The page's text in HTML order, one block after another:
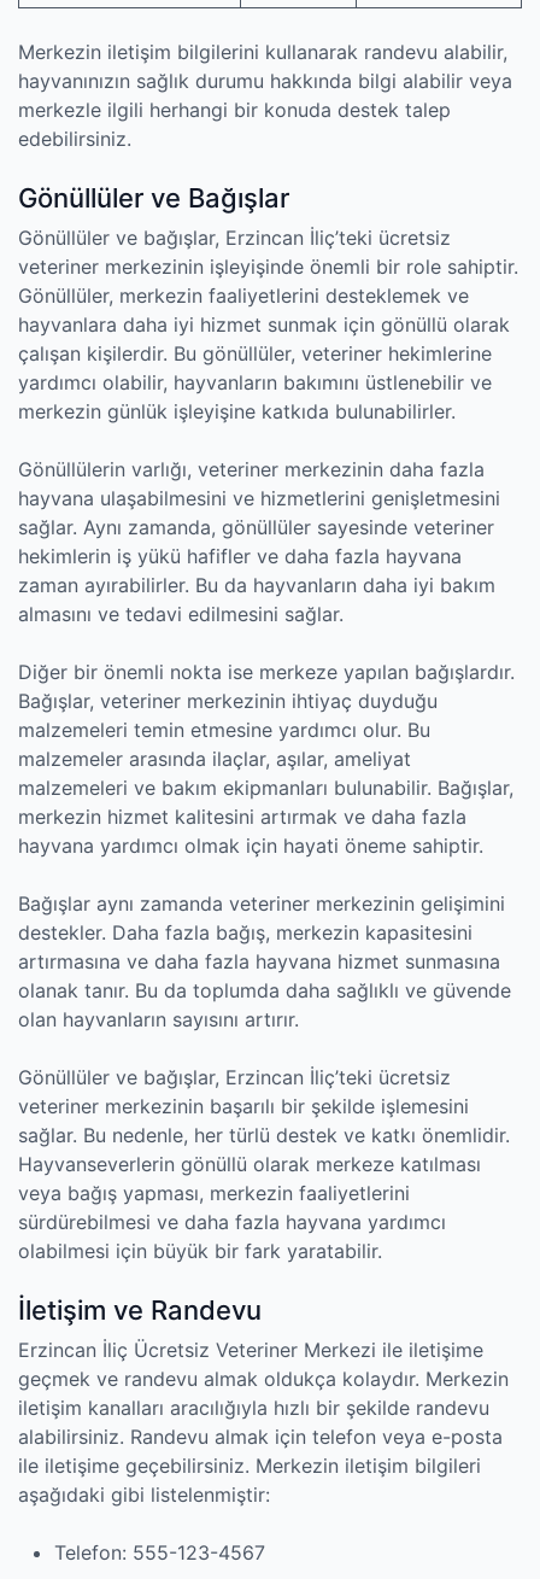
Merkezin iletişim bilgilerini kullanarak randevu alabilir,
hayvanınızın sağlık durumu hakkında bilgi alabilir veya
merkezle ilgili herhangi bir konuda destek talep
edebilirsiniz.
Gönüllüler ve Bağışlar
Gönüllüler ve bağışlar, Erzincan İliç’teki ücretsiz
veteriner merkezinin işleyişinde önemli bir role sahiptir.
Gönüllüler, merkezin faaliyetlerini desteklemek ve
hayvanlara daha iyi hizmet sunmak için gönüllü olarak
çalışan kişilerdir. Bu gönüllüler, veteriner hekimlerine
yardımcı olabilir, hayvanların bakımını üstlenebilir ve
merkezin günlük işleyişine katkıda bulunabilirler.
Gönüllülerin varlığı, veteriner merkezinin daha fazla
hayvana ulaşabilmesini ve hizmetlerini genişletmesini
sağlar. Aynı zamanda, gönüllüler sayesinde veteriner
hekimlerin iş yükü hafifler ve daha fazla hayvana
zaman ayırabilirler. Bu da hayvanların daha iyi bakım
almasını ve tedavi edilmesini sağlar.
Diğer bir önemli nokta ise merkeze yapılan bağışlardır.
Bağışlar, veteriner merkezinin ihtiyaç duyduğu
malzemeleri temin etmesine yardımcı olur. Bu
malzemeler arasında ilaçlar, aşılar, ameliyat
malzemeleri ve bakım ekipmanları bulunabilir. Bağışlar,
merkezin hizmet kalitesini artırmak ve daha fazla
hayvana yardımcı olmak için hayati öneme sahiptir.
Bağışlar aynı zamanda veteriner merkezinin gelişimini
destekler. Daha fazla bağış, merkezin kapasitesini
artırmasına ve daha fazla hayvana hizmet sunmasına
olanak tanır. Bu da toplumda daha sağlıklı ve güvende
olan hayvanların sayısını artırır.
Gönüllüler ve bağışlar, Erzincan İliç’teki ücretsiz
veteriner merkezinin başarılı bir şekilde işlemesini
sağlar. Bu nedenle, her türlü destek ve katkı önemlidir.
Hayvanseverlerin gönüllü olarak merkeze katılması
veya bağış yapması, merkezin faaliyetlerini
sürdürebilmesi ve daha fazla hayvana yardımcı
olabilmesi için büyük bir fark yaratabilir.
İletişim ve Randevu
Erzincan İliç Ücretsiz Veteriner Merkezi ile iletişime
geçmek ve randevu almak oldukça kolaydır. Merkezin
iletişim kanalları aracılığıyla hızlı bir şekilde randevu
alabilirsiniz. Randevu almak için telefon veya e-posta
ile iletişime geçebilirsiniz. Merkezin iletişim bilgileri
aşağıdaki gibi listelenmiştir:
Telefon: 555-123-4567